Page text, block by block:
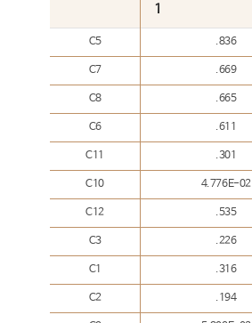
1
C5 .836
C7 .669
C8 .665
C6 .611
C11 .301
C10 4.776E-02
C12 .535
C3 .226
C1 .316
C2 .194